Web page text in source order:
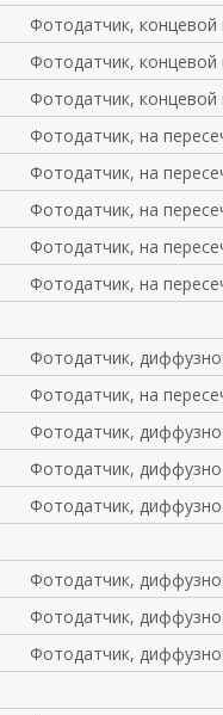
Фотодатчик,
Фотодатчик,
Фотодатчик,
Фотодатчик, на
Фотодатчик, на
Фотодатчик, на
Фотодатчик, на
Фотодатчик, на
Фотодатчик,
Фотодатчик, на
Фотодатчик,
Фотодатчик,
Фотодатчик,
Фотодатчик,
Фотодатчик,
Фотодатчик,